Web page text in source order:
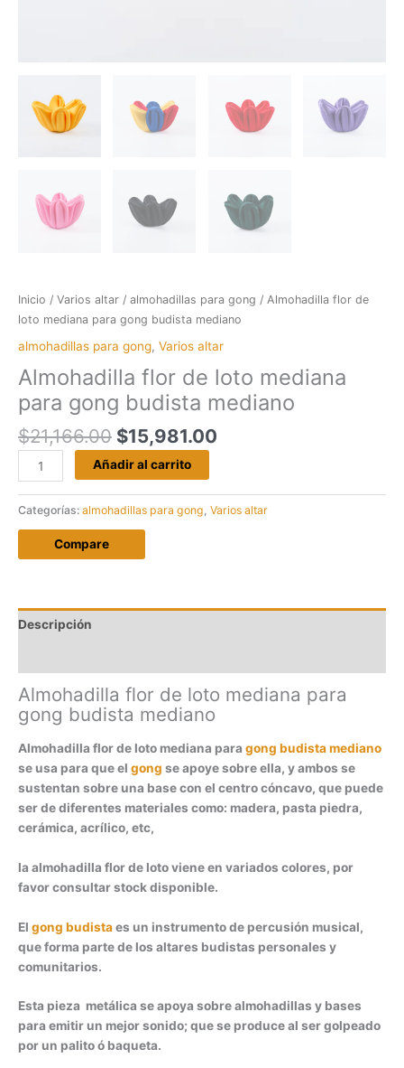
Inicio / Varios altar / almohadillas para gong / Almohadilla flor de
loto mediana para gong budista mediano
almohadillas para gong, Varios altar
Almohadilla flor de loto mediana
para gong budista mediano
$21,166.00 El
precio
original
era:
$21,166.00.
$15,981.00
es:
$15,981.00.
Almohadilla
flor
de
loto
mediana
para
mediano
Añadir al carrito
Categorías: almohadillas para gong Varios altar
Compare
Descripción
Almohadilla flor de loto mediana para
gong budista mediano
Almohadilla flor de loto mediana para gong budista mediano
se usa para que el gong se apoye sobre ella, y ambos se
sustentan sobre una base con el centro cóncavo, que puede
ser de diferentes materiales como: madera, pasta piedra,
cerámica, acrílico, etc,
la almohadilla flor de loto viene en variados colores, por
favor consultar stock disponible.
El gong budistaes un instrumento de percusión musical,
que forma parte de los altares budistas personales y
comunitarios.
Esta pieza metálica se apoya sobre almohadillas y bases
para emitir un mejor sonido; que se produce al ser golpeado
por un palito ó baqueta.